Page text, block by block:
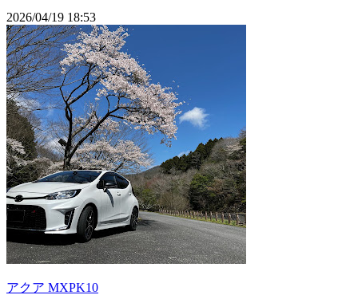
2026/04/19 18:53
アクア MXPK10